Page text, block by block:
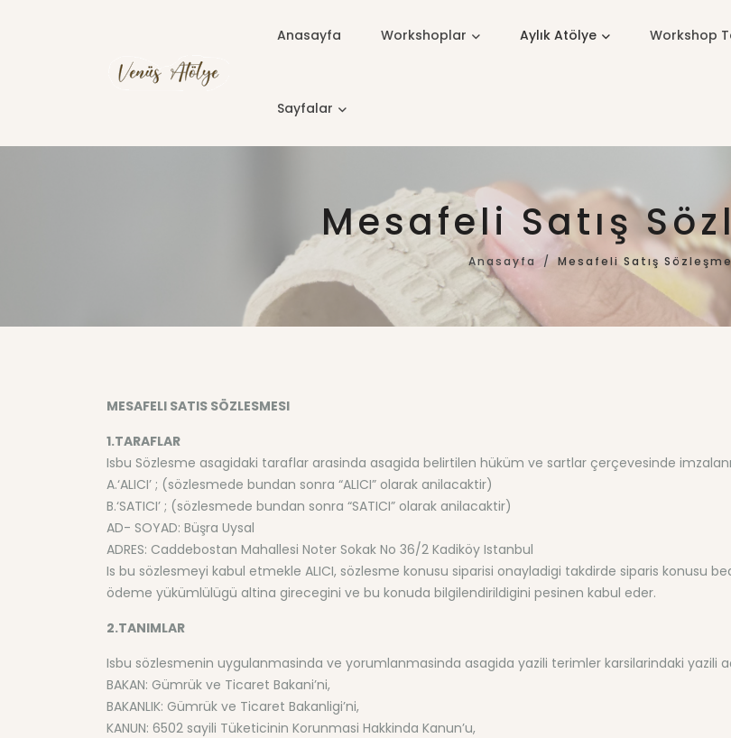
Anasayfa Workshoplar Aylık Atölye Workshop
Sayfalar
Mesafeli Satış
Anasayfa Mesafeli Satış
MESAFELI SATIS SÖZLESMESI
1.TARAFLAR
Isbu Sözlesme asagidaki taraflar arasinda asagida belirtilen hüküm ve sartlar çerçevesinde
A.‘ALICI’ ; (sözlesmede bundan sonra “ALICI” olarak anilacaktir)
B.‘SATICI’ ; (sözlesmede bundan sonra “SATICI” olarak anilacaktir)
AD- SOYAD: Büşra Uysal
ADRES: Caddebostan Mahallesi Noter Sokak No 36/2 Kadiköy Istanbul
Is bu sözlesmeyi kabul etmekle ALICI, sözlesme konusu siparisi onayladigi takdirde siparis konusu
ödeme yükümlülügü altina girecegini ve bu konuda bilgilendirildigini pesinen kabul eder.
2.TANIMLAR
Isbu sözlesmenin uygulanmasinda ve yorumlanmasinda asagida yazili terimler karsilarindaki yazili
BAKAN: Gümrük ve Ticaret Bakani’ni,
BAKANLIK: Gümrük ve Ticaret Bakanligi’ni,
KANUN: 6502 sayili Tüketicinin Korunmasi Hakkinda Kanun’u,